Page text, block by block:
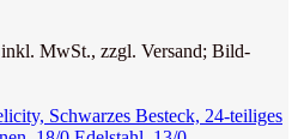
inkl. MwSt., zzgl. Versand; Bild-